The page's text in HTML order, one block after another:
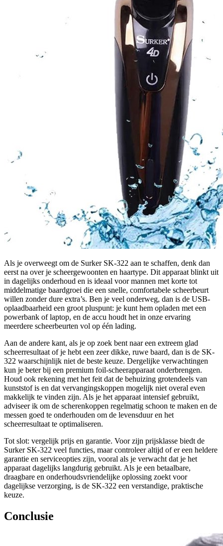
Als je overweegt om de Surker SK-322 aan te schaffen, denk dan
eerst na over je scheergewoonten en haartype. Dit apparaat blinkt uit
in dagelijks onderhoud en is ideaal voor mannen met korte tot
middelmatige baardgroei die een snelle, comfortabele scheerbeurt
willen zonder dure extra’s. Ben je veel onderweg, dan is de USB-
oplaadbaarheid een groot pluspunt: je kunt hem opladen met een
powerbank of laptop, en de accu houdt het in onze ervaring
meerdere scheerbeurten vol op één lading.
Aan de andere kant, als je op zoek bent naar een extreem glad
scheerresultaat of je hebt een zeer dikke, ruwe baard, dan is de SK-
322 waarschijnlijk niet de beste keuze. Dergelijke verwachtingen
kun je beter bij een premium foil-scheerapparaat onderbrengen.
Houd ook rekening met het feit dat de behuizing grotendeels van
kunststof is en dat vervangingskoppen mogelijk niet overal even
makkelijk te vinden zijn. Als je het apparaat intensief gebruikt,
adviseer ik om de scherenkoppen regelmatig schoon te maken en de
messen goed te onderhouden om de levensduur en het
scheerresultaat te optimaliseren.
Tot slot: vergelijk prijs en garantie. Voor zijn prijsklasse biedt de
Surker SK-322 veel functies, maar controleer altijd of er een heldere
garantie en serviceopties zijn, vooral als je verwacht dat je het
apparaat dagelijks langdurig gebruikt. Als je een betaalbare,
draagbare en onderhoudsvriendelijke oplossing zoekt voor
dagelijkse verzorging, is de SK-322 een verstandige, praktische
keuze.
Conclusie